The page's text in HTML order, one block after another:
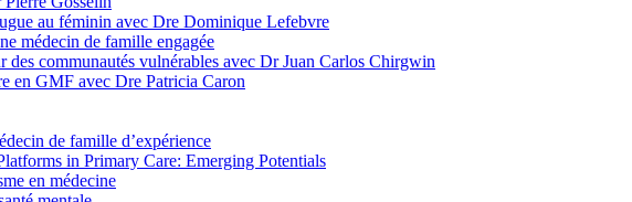
au féminin avec Dre Dominique Lefebvre
médecin de famille engagée
communautés vulnérables avec Dr Juan Carlos Chirgwin
en GMF avec Dre Patricia Caron
de famille d’expérience
in Primary Care: Emerging Potentials
en médecine